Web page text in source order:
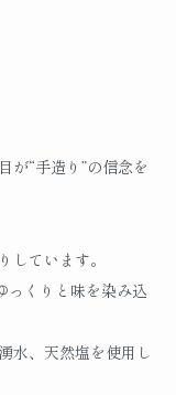
が“手造り”の信念を
しています。
っくりと味を染み込
水、天然塩を使用し